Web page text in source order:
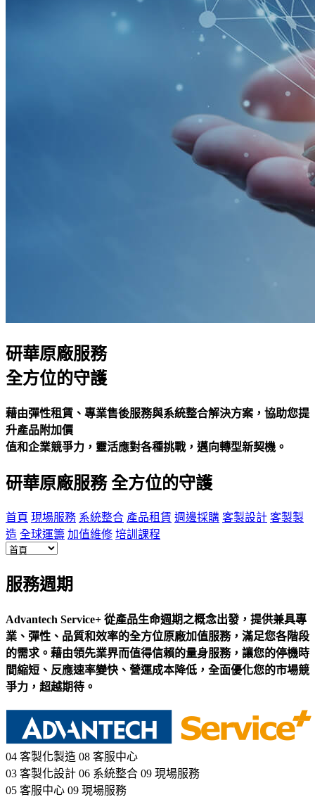
研華原廠服務
全方位的守護
藉由彈性租賃、專業售後服務與系統整合解決方案，協助您提
升產品附加價
值和企業競爭力，靈活應對各種挑戰，邁向轉型新契機。
研華原廠服務 全方位的守護
首頁 現場服務 系統整合 產品租賃 週邊採購 客製設計 客製製
造 全球運籌 加值維修 培訓課程
服務週期
Advantech Service+ 從產品生命週期之概念出發，提供兼具專
業、彈性、品質和效率的全方位原廠加值服務，滿足您各階段
的需求。藉由領先業界而值得信賴的量身服務，讓您的停機時
間縮短、反應速率變快、營運成本降低，全面優化您的市場競
爭力，超越期待。
04 客製化製造 08 客服中心
03 客製化設計 06 系統整合 09 現場服務
05 客服中心 09 現場服務